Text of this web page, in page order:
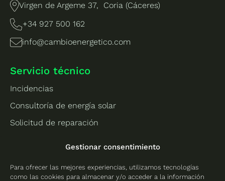
Gestionar consentimiento
Para ofrecer las mejores experiencias, utilizamos tecnologías
como las cookies para almacenar y/o acceder a la información
Virgen de Argeme 37, Coria (Cáceres)
+34 927 500 162
info@cambioenergetico.com
Servicio técnico
Incidencias
Consultoría de energía solar
Solicitud de reparación
Información
Quiénes somos